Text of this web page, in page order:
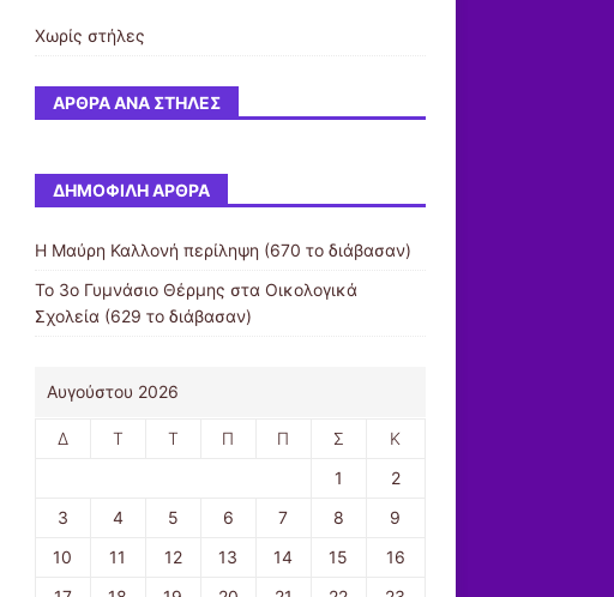
Χωρίς στήλες
ΆΡΘΡΑ ΑΝΆ ΣΤΉΛΕΣ
ΔΗΜΟΦΙΛΉ ΆΡΘΡΑ
Η Μαύρη Καλλονή περίληψη (670 το διάβασαν)
Το 3ο Γυμνάσιο Θέρμης στα Οικολογικά
Σχολεία (629 το διάβασαν)
Αυγούστου 2026
Δ Τ Τ Π Π Σ Κ
1
2
3
4 5 6 7 8
9
10
11 12 13 14 15
16